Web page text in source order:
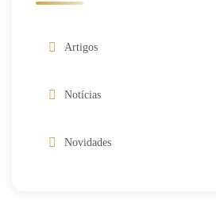
Artigos
Notícias
Novidades